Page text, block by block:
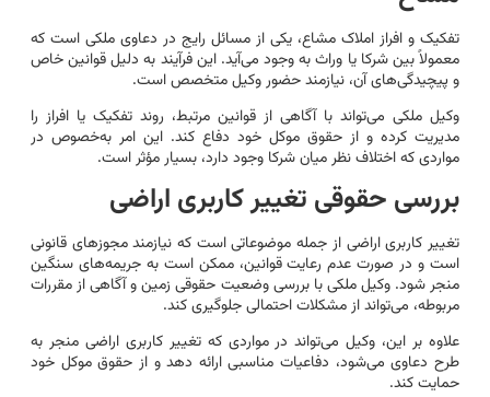
تفکیک و افراز املاک مشاع، یکی از مسائل رایج در دعاوی ملکی است که
معمولاً بین شرکا یا وراث به وجود می‌آید. این فرآیند به دلیل قوانین خاص
و پیچیدگی‌های آن، نیازمند حضور وکیل متخصص است.
وکیل ملکی می‌تواند با آگاهی از قوانین مرتبط، روند تفکیک یا افراز را
مدیریت کرده و از حقوق موکل خود دفاع کند. این امر به‌خصوص در
مواردی که اختلاف نظر میان شرکا وجود دارد، بسیار مؤثر است.
بررسی حقوقی تغییر کاربری اراضی
تغییر کاربری اراضی از جمله موضوعاتی است که نیازمند مجوزهای قانونی
است و در صورت عدم رعایت قوانین، ممکن است به جریمه‌های سنگین
منجر شود. وکیل ملکی با بررسی وضعیت حقوقی زمین و آگاهی از مقررات
مربوطه، می‌تواند از مشکلات احتمالی جلوگیری کند.
علاوه بر این، وکیل می‌تواند در مواردی که تغییر کاربری اراضی منجر به
طرح دعاوی می‌شود، دفاعیات مناسبی ارائه دهد و از حقوق موکل خود
حمایت کند.